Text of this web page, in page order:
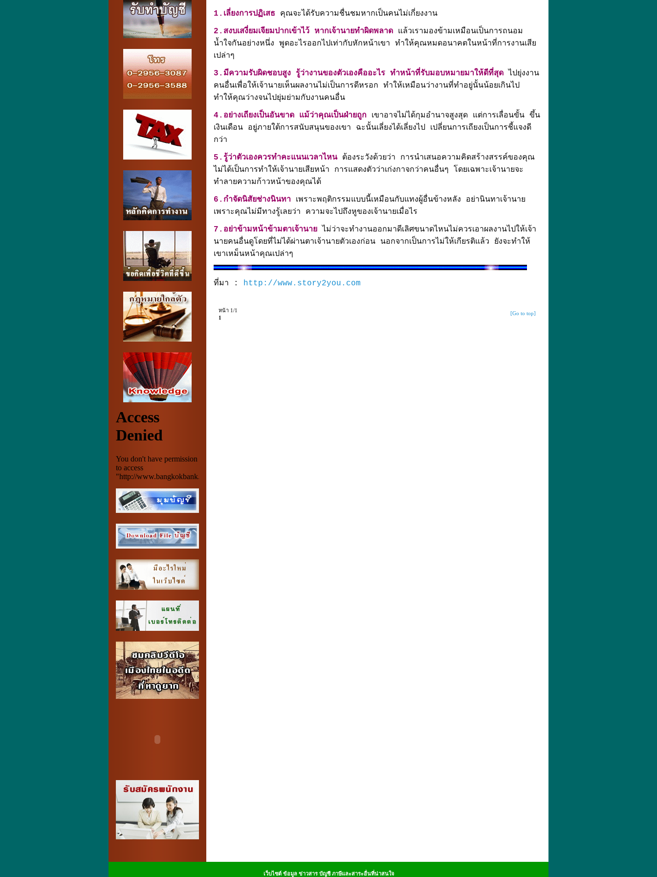
1.เลี่ยงการปฏิเสธ คุณจะได้รับความชื่นชมหากเป็นคนไม่เกี่ยงงาน
2.สงบเสงี่ยมเจียมปากเข้าไว้ หากเจ้านายทำผิดพลาด แล้วเรามองข้ามเหมือนเป็นการถนอม
น้ำใจกันอย่างหนึ่ง พูดอะไรออกไปเท่ากับหักหน้าเขา ทำให้คุณหมดอนาคตในหน้าที่การงานเสีย
เปล่าๆ
3.มีความรับผิดชอบสูง รู้ว่างานของตัวเองคืออะไร ทำหน้าที่รับมอบหมายมาให้ดีที่สุด ไปยุ่งงาน
คนอื่นเพื่อให้เจ้านายเห็นผลงานไม่เป็นการดีหรอก ทำให้เหมือนว่างานที่ทำอยู่นั้นน้อยเกินไป
ทำให้คุณว่างจนไปยุ่มย่ามกับงานคนอื่น
4.อย่างเถียงเป็นอันขาด แม้ว่าคุณเป็นฝ่ายถูก เขาอาจไม่ได้กุมอำนาจสูงสุด แต่การเลื่อนขั้น ขึ้น
เงินเดือน อยู่ภายใต้การสนับสนุนของเขา ฉะนั้นเลี่ยงได้เลี่ยงไป เปลี่ยนการเถียงเป็นการชี้แจงดี
กว่า
5.รู้ว่าตัวเองควรทำคะแนนเวลาไหนต้องระวังด้วยว่า การนำเสนอความคิดสร้างสรรค์ของคุณ
ไม่ได้เป็นการทำให้เจ้านายเสียหน้า การแสดงตัวว่าเก่งกาจกว่าคนอื่นๆ โดยเฉพาะเจ้านายจะ
ทำลายความก้าวหน้าของคุณได้
6.กำจัดนิสัยช่างนินทา เพราะพฤติกรรมแบบนี้เหมือนกับแทงผู้อื่นข้างหลัง อย่านินทาเจ้านาย
เพราะคุณไม่มีทางรู้เลยว่า ความจะไปถึงหูของเจ้านายเมื่อไร
7.อย่าข้ามหน้าข้ามตาเจ้านาย ไม่ว่าจะทำงานออกมาดีเลิศขนาดไหนไม่ควรเอาผลงานไปให้เจ้า
นายคนอื่นดูโดยที่ไม่ได้ผ่านตาเจ้านายตัวเองก่อน นอกจากเป็นการไม่ให้เกียรติแล้ว ยังจะทำให้
เขาเหม็นหน้าคุณเปล่าๆ
ที่มา : http://www.story2you.com
หน้า 1/1
1
[Go to top]
เว็บไซต์ ข้อมูล ข่าวสาร บัญชี ภาษีและสาระอื่นที่น่าสนใจ